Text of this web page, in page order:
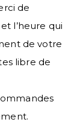
de
l’heure qui
de votre
libre de